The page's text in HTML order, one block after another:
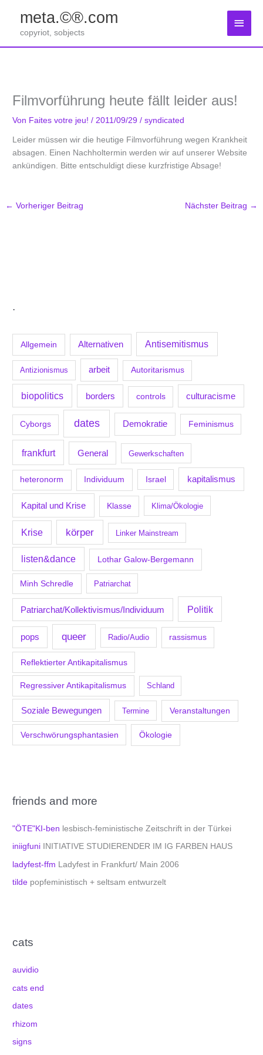
springen
meta.©®.com
copyriot, sobjects
.
Allgemein Alternativen Antisemitismus
Antizionismus arbeit Autoritarismus
biopolitics borders controls culturacisme
Cyborgs dates Demokratie Feminismus
frankfurt General Gewerkschaften
heteronorm Individuum Israel kapitalismus
Kapital und Krise Klasse Klima/Ökologie
Krise körper Linker Mainstream
listen&dance Lothar Galow-Bergemann
Minh Schredle Patriarchat
Patriarchat/Kollektivismus/Individuum Politik
pops queer Radio/Audio rassismus
Reflektierter Antikapitalismus
Regressiver Antikapitalismus Schland
Soziale Bewegungen Termine Veranstaltungen
Verschwörungsphantasien Ökologie
friends and more
"ÖTE"KI-ben lesbisch-feministische Zeitschrift in der Türkei
iniigfuni INITIATIVE STUDIERENDER IM IG FARBEN HAUS
ladyfest-ffm Ladyfest in Frankfurt/ Main 2006
tilde popfeministisch + seltsam entwurzelt
cats
auvidio
cats end
dates
rhizom
signs
Filmvorführung heute fällt leider aus!
Von Faites votre jeu!/ 2011/09/29/syndicated
Leider müssen wir die heutige Filmvorführung wegen Krankheit
absagen. Einen Nachholtermin werden wir auf unserer Website
ankündigen. Bitte entschuldigt diese kurzfristige Absage!
← Vorheriger Beitrag Nächster Beitrag →